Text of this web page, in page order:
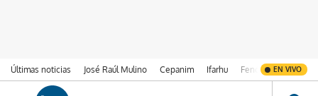
Últimas noticias José Raúl Mulino Cepanim Ifarhu Fenómeno de El
EN VIVO
Ir al contenido